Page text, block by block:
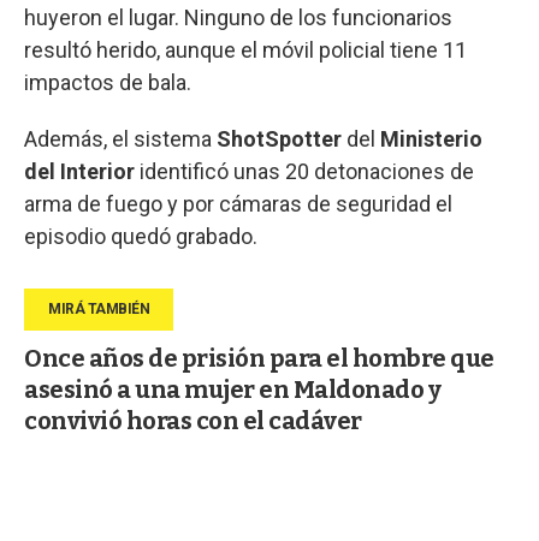
huyeron el lugar. Ninguno de los funcionarios
resultó herido, aunque el móvil policial tiene 11
impactos de bala.
Además, el sistema ShotSpotter del Ministerio
del Interior identificó unas 20 detonaciones de
arma de fuego y por cámaras de seguridad el
episodio quedó grabado.
Once años de prisión para el hombre que
asesinó a una mujer en Maldonado y
convivió horas con el cadáver